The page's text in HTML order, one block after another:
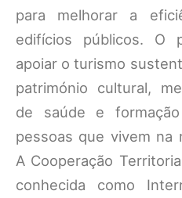
para melhorar a
edifícios públicos. O
apoiar o turismo
património cultural,
de saúde e
pessoas que vivem na
A Cooperação
conhecida como